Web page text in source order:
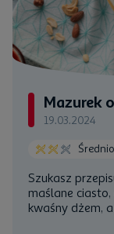
Mazurek
19.03.2024
Szukasz
maślane
kwaśny dżem,